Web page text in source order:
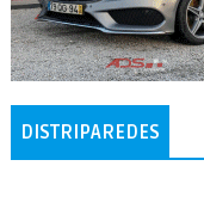
DISTRIPAREDES